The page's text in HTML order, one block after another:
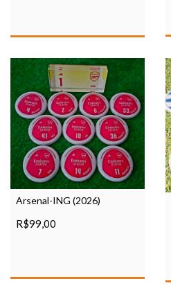
Arsenal-ING (2026)
R$99,00